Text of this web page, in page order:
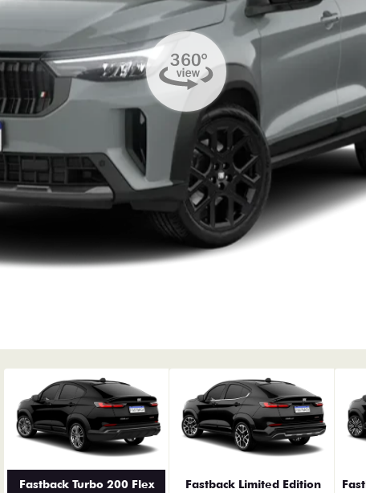
Fastback Turbo 200 Flex
Fastback Limited Edition